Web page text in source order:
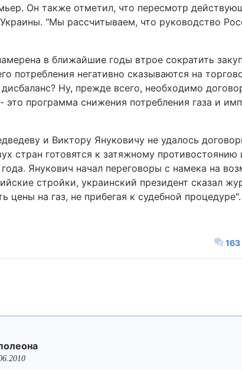
Он также отметил, что пересмотр
"Мы рассчитываем, что руководство
в ближайшие годы втрое сократить
потребления негативно сказываются на
Ну, прежде всего, необходимо
это программа снижения потребления газа и
и Виктору Януковичу не удалось
стран готовятся к затяжному
Янукович начал переговоры с намека на
стройки, украинский президент сказал
цены на газ, не прибегая к судебной